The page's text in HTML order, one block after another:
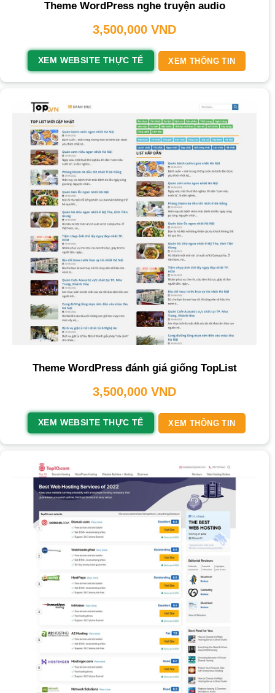
Theme WordPress nghe truyện audio
3,500,000 VND
XEM WEBSITE THỰC TẾ XEM THÔNG TIN
Theme WordPress đánh giá giống TopList
3,500,000 VND
XEM WEBSITE THỰC TẾ XEM THÔNG TIN